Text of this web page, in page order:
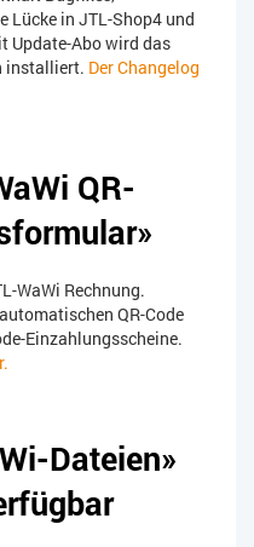
Lücke in JTL-Shop4 und
Update-Abo wird das
installiert. Der Changelog
QR-
WaWi Rechnung.
QR-Code
Einzahlungsscheine.
Dateien»